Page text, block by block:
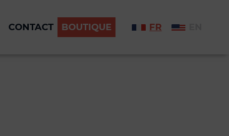
CONTACT BOUTIQUE FR